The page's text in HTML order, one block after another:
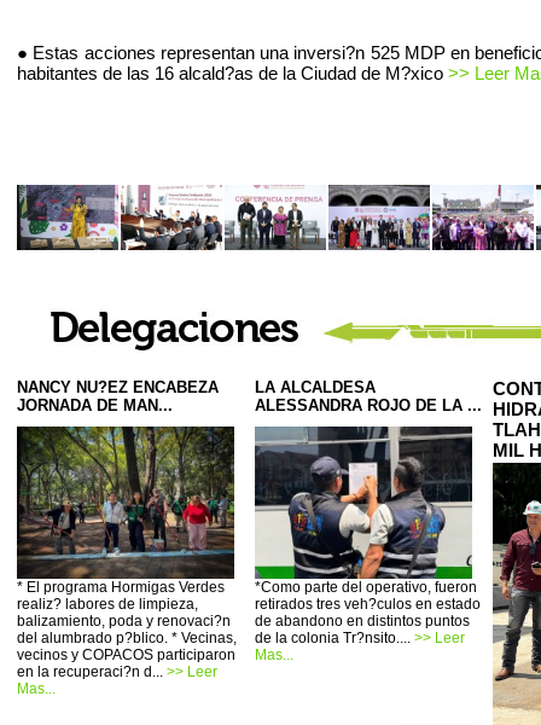
● Estas acciones representan una inversi?n 525 MDP en
habitantes de las 16 alcald?as de la Ciudad de M?xico >> Leer
NANCY NU?EZ ENCABEZA
JORNADA DE MAN...
* El programa Hormigas Verdes
realiz? labores de limpieza,
balizamiento, poda y renovaci?n
del alumbrado p?blico. * Vecinas,
vecinos y COPACOS participaron
en la recuperaci?n d... >> Leer
Mas...
LA ALCALDESA
ALESSANDRA ROJO DE LA ...
*Como parte del operativo, fueron
retirados tres veh?culos en estado
de abandono en distintos puntos
de la colonia Tr?nsito.... >> Leer
Mas...
MIL